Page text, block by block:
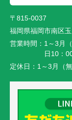
〒815-0037
福岡県福岡市南区
営業時間： 1～3月
日10：
定休日： 1～3月（